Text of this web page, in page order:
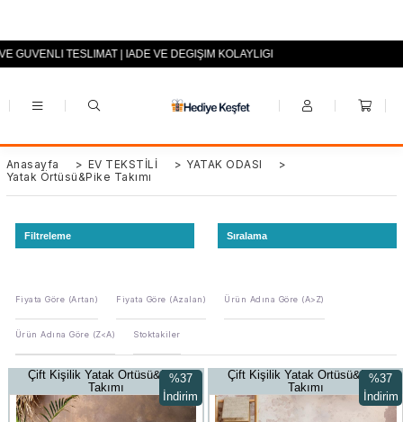
+90 (0553) 694 94 70
GÜVENLİ TESLİMAT | İADE VE DEĞİŞİM KOLAYLIĞI
Anasayfa > EV TEKSTİLİ > YATAK ODASI
>
Yatak Örtüsü&Pike Takımı
Filtreleme Sıralama
Fiyata Göre (Artan) Fiyata Göre (Azalan) Ürün Adına Göre (A>Z)
Ürün Adına Göre (Z<A) Stoktakiler
Çift Kişilik Yatak Örtüsü&Pike
Takımı
%37
İndirim
%37İndirim
Çift Kişilik Yatak Örtüsü&Pike
Takımı
%37
İndirim